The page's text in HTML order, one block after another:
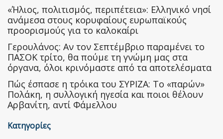
«Ήλιος, πολιτισμός, περιπέτεια»: Ελληνικό νησί
ανάμεσα στους κορυφαίους ευρωπαϊκούς
προορισμούς για το καλοκαίρι
Γερουλάνος: Αν τον Σεπτέμβριο παραμένει το
ΠΑΣΟΚ τρίτο, θα πούμε τη γνώμη μας στα
όργανα, όλοι κρινόμαστε από τα αποτελέσματα
Πώς έσπασε η τρόικα του ΣΥΡΙΖΑ: Το «παρών»
Πολάκη, η συλλογική ηγεσία και ποιοι θέλουν
Αρβανίτη, αντί Φάμελλου
Κατηγορίες